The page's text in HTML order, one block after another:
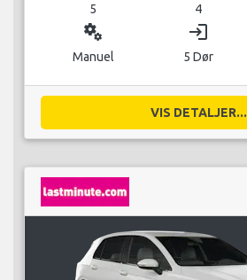
5 4
miscellaneous_services
Manuel
login
5 Dør
VIS DETALJER...